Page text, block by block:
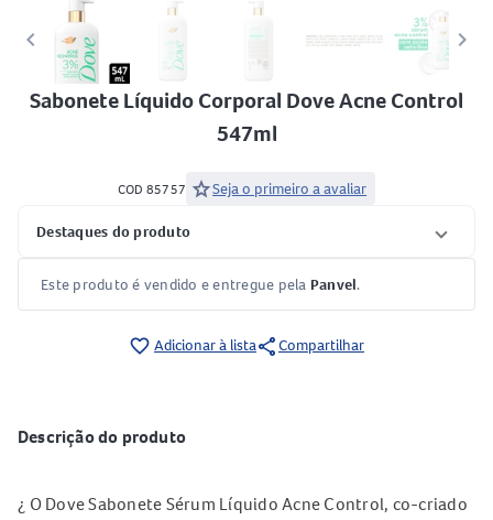
keyboard_arrow_left keyboard_arrow_right
Sabonete Líquido Corporal Dove Acne Control
547ml
COD 85757 starSeja o primeiro a avaliar
Destaques do produto
Este produto é vendido e entregue pela Panvel.
favorite_border Adicionar à listashareCompartilhar
Descrição do produto
¿ O Dove Sabonete Sérum Líquido Acne Control, co-criado